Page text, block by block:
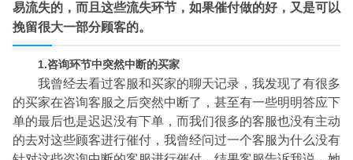
易流失的，而且这些流失环节，如果催付做的好，又是可以
挽留很大一部分顾客的。
1.咨询环节中突然中断的买家
我曾经去看过客服和买家的聊天记录，我发现了有很多
的买家在咨询客服之后突然中断了，甚至有一些明明答应下
单的最后也是迟迟没有下单，而我们很多的客服也没有主动
的去对这些顾客进行催付，我曾经问过一个客服为什么没有